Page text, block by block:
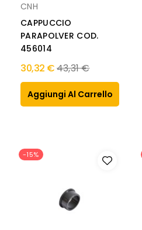
CNH
CAPPUCCIO
PARAPOLVER COD.
456014
30,32 €Prezzo
normale
43,31 €
Aggiungi Al Carrello
-15%